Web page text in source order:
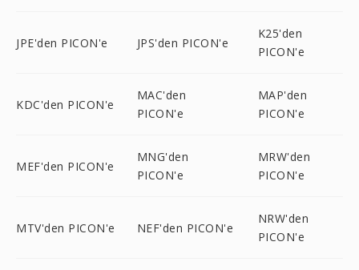
JPE'den PICON'e JPS'den PICON'e
K25'den
PICON'e
KDC'den PICON'e
MAC'den
PICON'e
MAP'den
PICON'e
MEF'den PICON'e
MNG'den
PICON'e
MRW'den
PICON'e
MTV'den PICON'e NEF'den PICON'e
NRW'den
PICON'e